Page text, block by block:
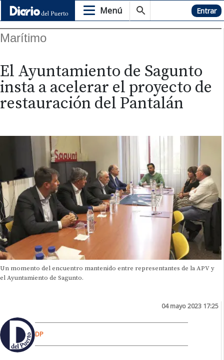
Menú Hemeroteca Entrar
Marítimo
El Ayuntamiento de Sagunto
insta a acelerar el proyecto de
restauración del Pantalán
Un momento del encuentro mantenido entre representantes de la APV y
el Ayuntamiento de Sagunto.
04 mayo 2023 17:25
DP